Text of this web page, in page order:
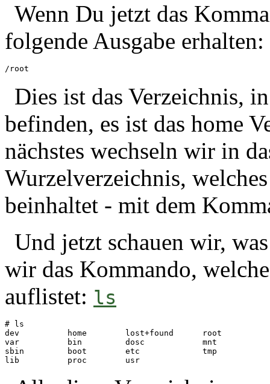
Wenn Du jetzt das
folgende Ausgabe erhalten:
/root
Dies ist das Verzeichnis,
befinden, es ist das home
nächstes wechseln wir in
Wurzelverzeichnis,
beinhaltet - mit dem
Und jetzt schauen wir,
wir das Kommando,
auflistet: ls
# ls
dev          home        lost+found      root
var          bin         dosc            mnt
sbin         boot        etc             tmp